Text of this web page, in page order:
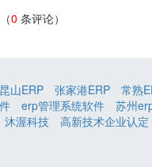
（0 条评论）
昆山ERP 张家港ERP 常熟
erp管理系统软件 苏州
沐渥科技 高新技术企业认定